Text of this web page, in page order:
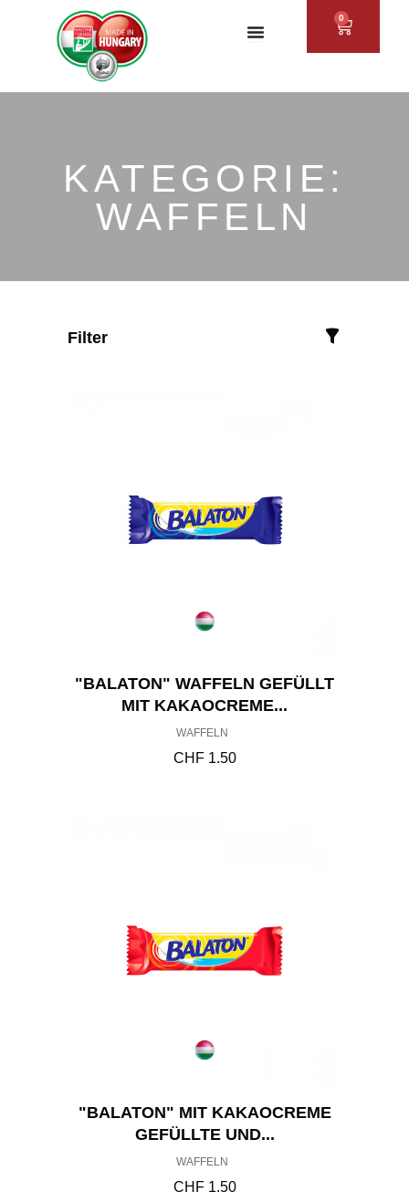
0
KATEGORIE:
WAFFELN
Filter
"BALATON" WAFFELN GEFÜLLT
MIT KAKAOCREME...
WAFFELN
CHF1.50
"BALATON" MIT KAKAOCREME
GEFÜLLTE UND...
WAFFELN
CHF1.50